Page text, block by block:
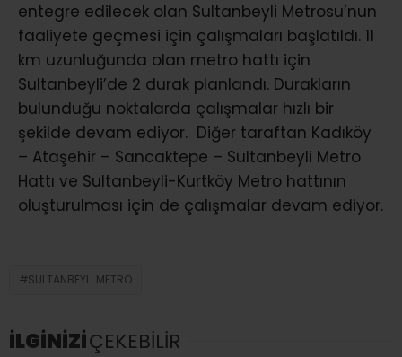
entegre edilecek olan Sultanbeyli Metrosu’nun
faaliyete geçmesi için çalışmaları başlatıldı. 11
km uzunluğunda olan metro hattı için
Sultanbeyli’de 2 durak planlandı. Durakların
bulunduğu noktalarda çalışmalar hızlı bir
şekilde devam ediyor. Diğer taraftan Kadıköy
– Ataşehir – Sancaktepe – Sultanbeyli Metro
Hattı ve Sultanbeyli-Kurtköy Metro hattının
oluşturulması için de çalışmalar devam ediyor.
SULTANBEYLI METRO
İLGİNİZİÇEKEBİLİR